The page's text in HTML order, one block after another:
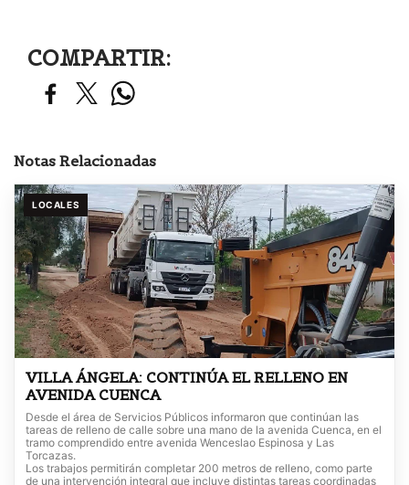
COMPARTIR:
Notas Relacionadas
LOCALES
VILLA ÁNGELA: CONTINÚA EL RELLENO EN
AVENIDA CUENCA
Desde el área de Servicios Públicos informaron que continúan las
tareas de relleno de calle sobre una mano de la avenida Cuenca, en el
tramo comprendido entre avenida Wenceslao Espinosa y Las
Torcazas.
Los trabajos permitirán completar 200 metros de relleno, como parte
de una intervención integral que incluye distintas tareas coordinadas